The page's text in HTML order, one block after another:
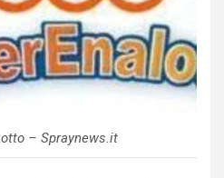
– Spraynews.it